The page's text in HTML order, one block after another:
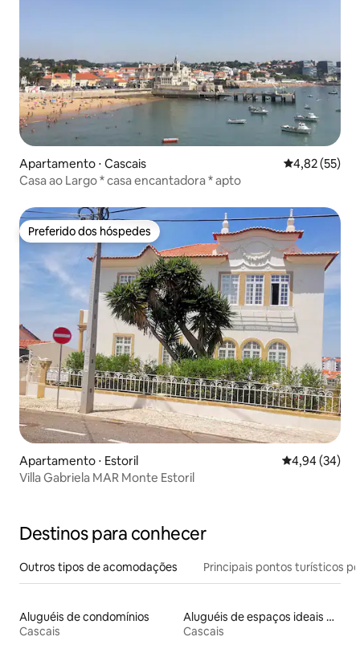
Apartamento ⋅ Cascais 4,82 de uma
4,82 (55)
Casa ao Largo * casa encantadora * apto
Preferido dos hóspedes
Preferido dos hóspedes
Apartamento ⋅ Estoril 4,94 de uma
4,94 (34)
Villa Gabriela MAR Monte Estoril
Destinos para conhecer
Outros tipos de acomodações Principais pontos turísticos
Aluguéis de condomínios
Cascais
Aluguéis de espaços ideais para famílias
Cascais